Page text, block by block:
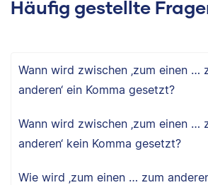
Häufig gestellte
Wann wird zwischen ‚zum einen …
anderen‘ ein Komma gesetzt?
Wann wird zwischen ‚zum einen …
anderen‘ kein Komma gesetzt?
Wie wird ‚zum einen … zum